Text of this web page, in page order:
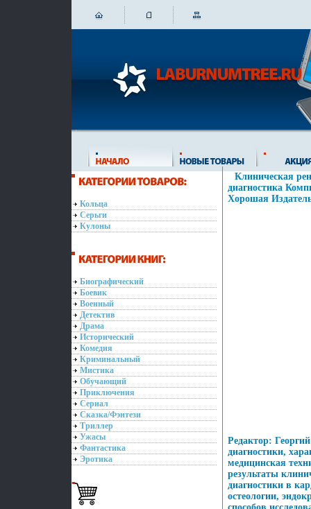
Кольца
Серьги
Кулоны
Биографический
Боевик
Военный
Детектив
Драма
Исторический
Комедия
Криминальный
Мистика
Обучающий
Приключения
Сериал
Сказка/Фэнтези
Триллер
Ужасы
Фантастика
Эротика
Клиническая
диагностика
Хорошая
Редактор:
диагностики,
медицинская
результаты
диагностики в
остеологии,